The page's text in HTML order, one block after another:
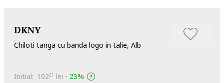
DKNY
Chiloti tanga cu banda logo in talie, Alb
Initial: 10221 lei - 23%